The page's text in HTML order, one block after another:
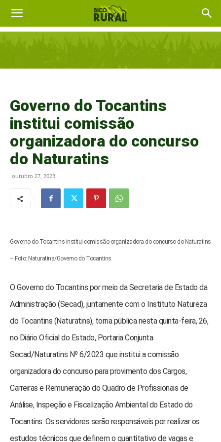
Governo do Tocantins
institui comissão
organizadora do concurso
do Naturatins
outubro 27, 2023
Governo do Tocantins institui comissão organizadora do concurso do Naturatins
– Foto: Naturatins/Governo do Tocantins
O Governo do Tocantins por meio da Secretaria de Estado da
Administração (Secad), juntamente com o Instituto Natureza
do Tocantins (Naturatins), torna pública nesta quinta-feira, 26,
no Diário Oficial do Estado, Portaria Conjunta
Secad/Naturatins Nº 6/2023 que institui a comissão
organizadora do concurso para provimento dos Cargos,
Carreiras e Remuneração do Quadro de Profissionais de
Análise, Inspeção e Fiscalização Ambiental do Estado do
Tocantins. Os servidores serão responsáveis por realizar os
estudos técnicos que definem o quantitativo de vagas e